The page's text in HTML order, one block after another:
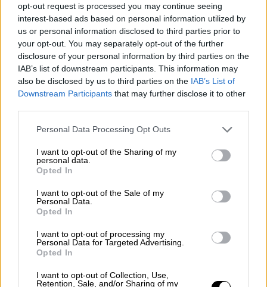
opt-out request is processed you may continue seeing
interest-based ads based on personal information utilized by
us or personal information disclosed to third parties prior to
your opt-out. You may separately opt-out of the further
disclosure of your personal information by third parties on the
IAB’s list of downstream participants. This information may
also be disclosed by us to third parties on the IAB’s List of
Downstream Participants that may further disclose it to other
Please note that this website/app uses one or more Google
not limited to your visit or usage behaviour. You may click to
grant or deny consent to Google and its third-party tags to
use your data for below specified purposes in below Google
consent section.
Personal Data Processing Opt Outs
I want to opt-out of the Sharing of my
personal data.
Opted In
I want to opt-out of the Sale of my
Personal Data.
Opted In
I want to opt-out of processing my
Personal Data for Targeted Advertising.
Opted In
I want to opt-out of Collection, Use,
Retention, Sale, and/or Sharing of my
Lifestyle|05.09.2020 16:38
Τάιλερ Πέρι: Ήταν άστεγος και έγινε
δισεκατομμυριούχος
Ο Τάιλερ Πέρι (Tyler Perry), που κάποτε ήταν
άστεγος, είναι επίσημα
δισεκατομμυριούχος, σύμφωνα με το Forbes
κακοποίηση
Όσκαρ
φωτογραφία
παρενόχληση
Γουίλ Σμιθ